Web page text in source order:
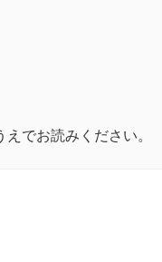
でお読みください。